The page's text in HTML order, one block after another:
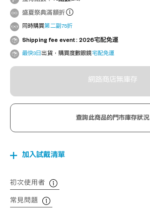
盛夏祭典滿額折
同時購買第二副75折
Shipping fee event : 2026宅配免運
最快3日 出貨，購買度數眼鏡宅配免運
網路商店無庫存
查詢此商品的門市庫存狀況
加入試戴清單
初次使用者
常見問題